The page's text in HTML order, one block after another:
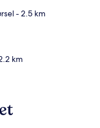
- 2.5 km
km